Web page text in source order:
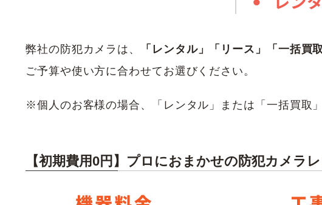
弊社の防犯カメラは、 「レンタル」「リース」「一括買
ご予算や使い方に合わせてお選びください。
※個人のお客様の場合、「レンタル」または「一括買取」
【初期費用0円】プロにおまかせの防犯カメラ